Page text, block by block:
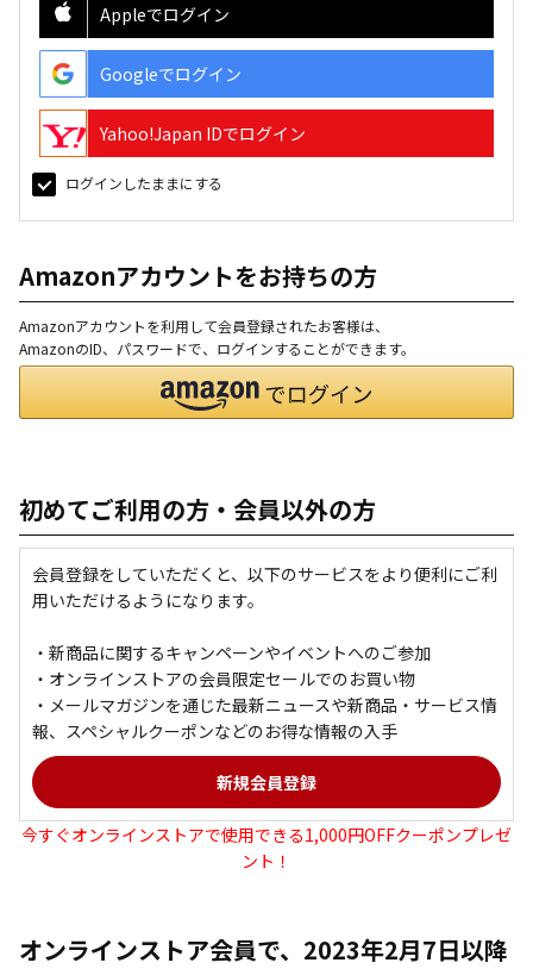
Appleでログイン
Googleでログイン
Yahoo!Japan IDでログイン
ログインしたままにする
Amazonアカウントをお持ちの方
Amazonアカウントを利用して会員登録されたお客様は、
AmazonのID、パスワードで、ログインすることができます。
初めてご利用の方・会員以外の方
会員登録をしていただくと、以下のサービスをより便利にご利
用いただけるようになります。
・新商品に関するキャンペーンやイベントへのご参加
・オンラインストアの会員限定セールでのお買い物
・メールマガジンを通じた最新ニュースや新商品・サービス情
報、スペシャルクーポンなどのお得な情報の入手
今すぐオンラインストアで使用できる1,000円OFFクーポンプレゼ
ント！
オンラインストア会員で、2023年2月7日以降